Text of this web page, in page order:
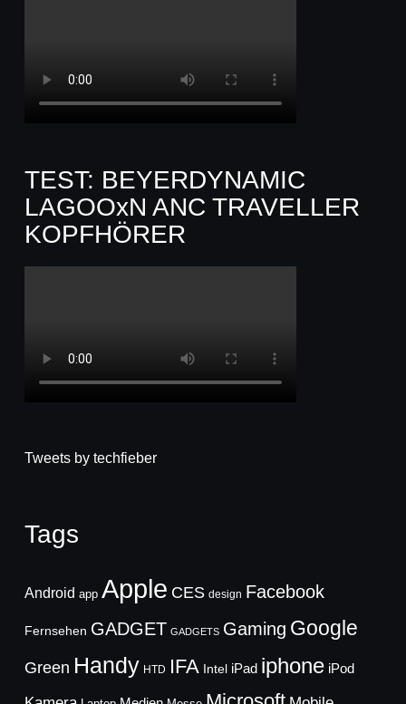
TEST: BEYERDYNAMIC
LAGOOxN ANC TRAVELLER
KOPFHÖRER
Tweets by techfieber
Tags
Android app Apple CES design Facebook
Fernsehen GADGET GADGETS Gaming Google
Green Handy HTD IFA Intel iPad iphone iPod